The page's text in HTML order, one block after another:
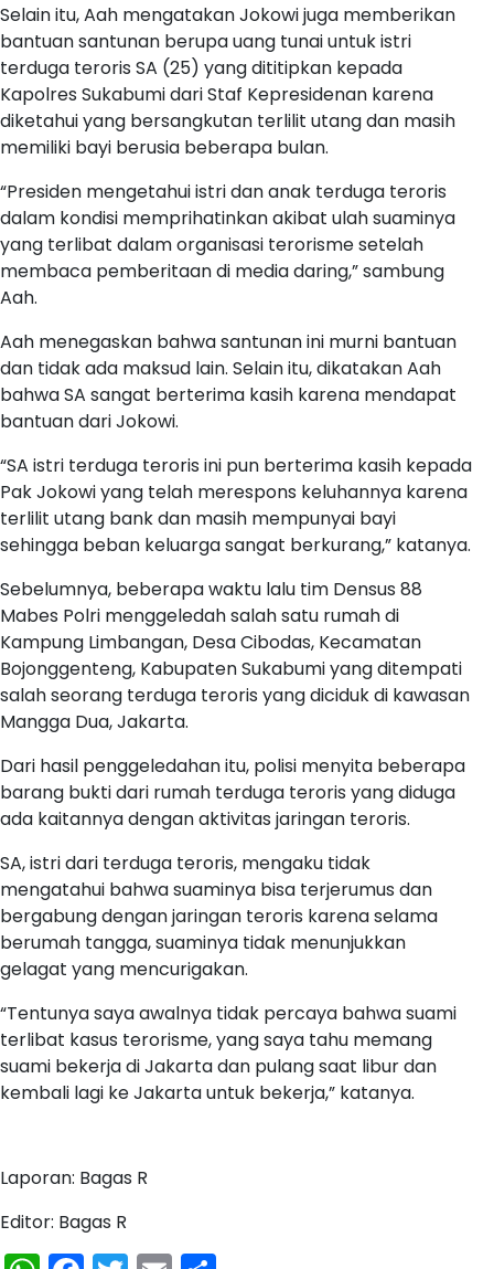
Selain itu, Aah mengatakan Jokowi juga memberikan
bantuan santunan berupa uang tunai untuk istri
terduga teroris SA (25) yang dititipkan kepada
Kapolres Sukabumi dari Staf Kepresidenan karena
diketahui yang bersangkutan terlilit utang dan masih
memiliki bayi berusia beberapa bulan.
“Presiden mengetahui istri dan anak terduga teroris
dalam kondisi memprihatinkan akibat ulah suaminya
yang terlibat dalam organisasi terorisme setelah
membaca pemberitaan di media daring,” sambung
Aah.
Aah menegaskan bahwa santunan ini murni bantuan
dan tidak ada maksud lain. Selain itu, dikatakan Aah
bahwa SA sangat berterima kasih karena mendapat
bantuan dari Jokowi.
“SA istri terduga teroris ini pun berterima kasih kepada
Pak Jokowi yang telah merespons keluhannya karena
terlilit utang bank dan masih mempunyai bayi
sehingga beban keluarga sangat berkurang,” katanya.
Sebelumnya, beberapa waktu lalu tim Densus 88
Mabes Polri menggeledah salah satu rumah di
Kampung Limbangan, Desa Cibodas, Kecamatan
Bojonggenteng, Kabupaten Sukabumi yang ditempati
salah seorang terduga teroris yang diciduk di kawasan
Mangga Dua, Jakarta.
Dari hasil penggeledahan itu, polisi menyita beberapa
barang bukti dari rumah terduga teroris yang diduga
ada kaitannya dengan aktivitas jaringan teroris.
SA, istri dari terduga teroris, mengaku tidak
mengatahui bahwa suaminya bisa terjerumus dan
bergabung dengan jaringan teroris karena selama
berumah tangga, suaminya tidak menunjukkan
gelagat yang mencurigakan.
“Tentunya saya awalnya tidak percaya bahwa suami
terlibat kasus terorisme, yang saya tahu memang
suami bekerja di Jakarta dan pulang saat libur dan
kembali lagi ke Jakarta untuk bekerja,” katanya.
Laporan: Bagas R
Editor: Bagas R